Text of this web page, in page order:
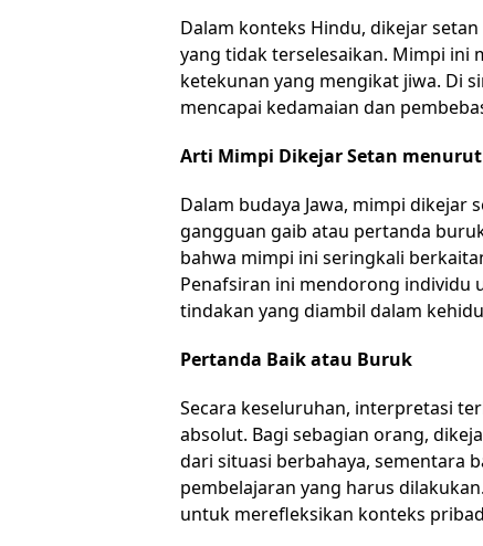
Dalam konteks Hindu, dikejar
yang tidak terselesaikan. Mimpi ini
ketekunan yang mengikat jiwa. Di
mencapai kedamaian dan
Arti Mimpi Dikejar Setan menurut
Dalam budaya Jawa, mimpi dikejar
gangguan gaib atau pertanda
bahwa mimpi ini seringkali
Penafsiran ini mendorong individu
tindakan yang diambil dalam
Pertanda Baik atau Buruk
Secara keseluruhan, interpretasi
absolut. Bagi sebagian orang,
dari situasi berbahaya, sementara
pembelajaran yang harus
untuk merefleksikan konteks